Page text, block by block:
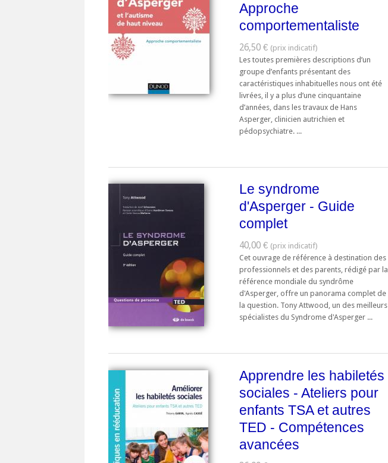
Approche
comportementaliste
26,50 €
Les toutes premières descriptions d’un
groupe d’enfants présentant des
caractéristiques inhabituelles nous ont été
livrées, il y a plus d’une cinquantaine
d’années, dans les travaux de Hans
Asperger, clinicien autrichien et
pédopsychiatre. ...
Le syndrome
d'Asperger - Guide
complet
40,00 €
Cet ouvrage de référence à destination des
professionnels et des parents, rédigé par la
référence mondiale du syndrôme
d'Asperger, offre un panorama complet de
la question. Tony Attwood, un des meilleurs
spécialistes du Syndrome d'Asperger ...
Apprendre les habiletés
sociales - Ateliers pour
enfants TSA et autres
TED - Compétences
avancées